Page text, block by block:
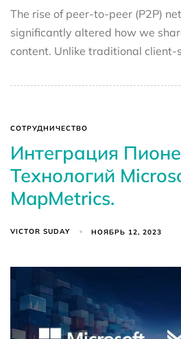
The rise of peer-to-peer (P2P)
significantly altered how we
content. Unlike traditional client-
СОТРУДНИЧЕСТВО
Интеграция
Технологий
MapMetrics.
VICTOR SUDAY НОЯБРЬ 12, 2023